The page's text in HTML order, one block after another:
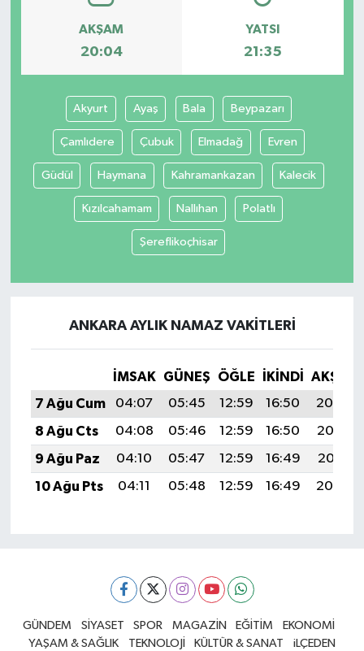
AKŞAM
20:04
YATSI
21:35
Akyurt Ayaş Bala Beypazarı
Çamlıdere Çubuk Elmadağ Evren
Güdül Haymana Kahramankazan Kalecik
Kızılcahamam Nallıhan Polatlı
Şereflikoçhisar
ANKARA AYLIK NAMAZ VAKITLERI
İMSAK GÜNEŞ ÖĞLE İKINDI
AKŞAM
7 Ağu Cum
04:07 05:45 12:59 16:50
20:04
8 Ağu Cts
04:08 05:46 12:59 16:50
20:02
9 Ağu Paz
04:10 05:47 12:59 16:49
20:01
10 Ağu Pts
04:11 05:48 12:59 16:49 20:00
GÜNDEM SİYASET SPOR MAGAZİN EĞİTİM
EKONOMİ
YAŞAM & SAĞLIK
TEKNOLOJİ KÜLTÜR & SANAT iLÇEDEN